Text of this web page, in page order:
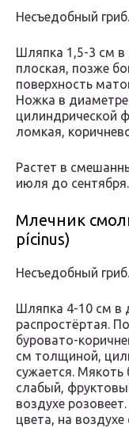
Несъедобный гриб.
Шляпка 1,5-3 см в
плоская, позже
поверхность
Ножка в
цилиндрической
ломкая,
Растет в
июля до сентября.
Млечник
pícinus)
Несъедобный гриб.
Шляпка 4-10 см в
распростёртая.
буровато-
см толщиной,
сужается. Мякоть
слабый,
воздухе
цвета, на